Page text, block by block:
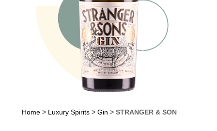
Home> Luxury Spirits> Gin > STRANGER & SON